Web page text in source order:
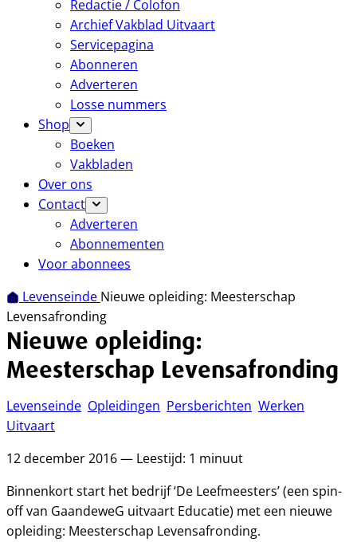
Redactie / Colofon
Archief Vakblad Uitvaart
Servicepagina
Abonneren
Adverteren
Losse nummers
Shop
Boeken
Vakbladen
Over ons
Contact
Adverteren
Abonnementen
Voor abonnees
Levenseinde Nieuwe opleiding: Meesterschap
Levensafronding
Nieuwe opleiding:
Meesterschap Levensafronding
Levenseinde Opleidingen Persberichten Werken
Uitvaart
12 december 2016 — Leestijd: 1 minuut
Binnenkort start het bedrijf ‘De Leefmeesters’ (een spin-
off van GaandeweG uitvaart Educatie) met een nieuwe
opleiding: Meesterschap Levensafronding.